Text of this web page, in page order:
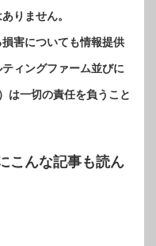
りません。
害についても情報提供
ィングファーム並びに
一切の責任を負うこと
こんな記事も読ん